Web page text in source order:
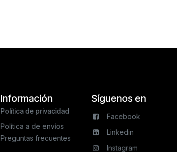
Síguenos en
Facebook
Linkedin
Instagram
Información
Política de privacidad
Política a de envíos
Preguntas frecuentes